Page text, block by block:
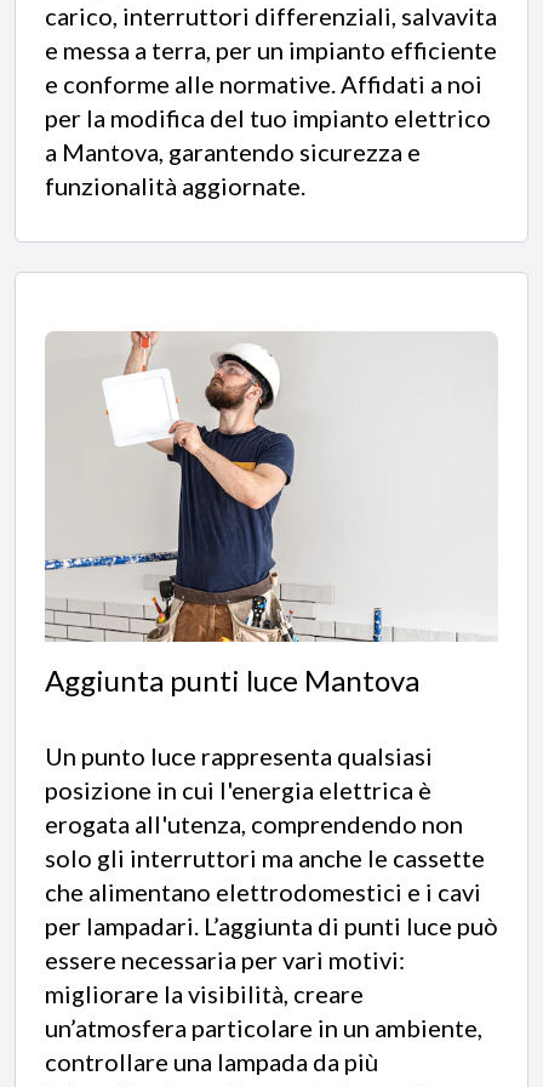
carico, interruttori differenziali, salvavita
e messa a terra, per un impianto efficiente
e conforme alle normative. Affidati a noi
per la modifica del tuo impianto elettrico
a Mantova, garantendo sicurezza e
funzionalità aggiornate.
Aggiunta punti luce Mantova
Un punto luce rappresenta qualsiasi
posizione in cui l'energia elettrica è
erogata all'utenza, comprendendo non
solo gli interruttori ma anche le cassette
che alimentano elettrodomestici e i cavi
per lampadari. L’aggiunta di punti luce può
essere necessaria per vari motivi:
migliorare la visibilità, creare
un’atmosfera particolare in un ambiente,
controllare una lampada da più